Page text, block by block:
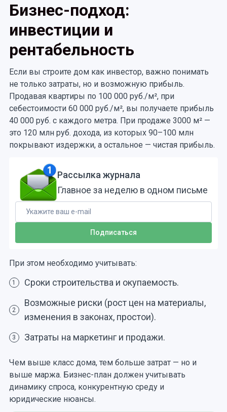
Бизнес-подход:
инвестиции и
рентабельность
Если вы строите дом как инвестор, важно понимать
не только затраты, но и возможную прибыль.
Продавая квартиры по 100 000 руб./м², при
себестоимости 60 000 руб./м², вы получаете прибыль
40 000 руб. с каждого метра. При продаже 3000 м² —
это 120 млн руб. дохода, из которых 90–100 млн
покрывают издержки, а остальное — чистая прибыль.
Рассылка журнала
Главное за неделю в одном письме
При этом необходимо учитывать:
1 Сроки строительства и окупаемость.
2
Возможные риски (рост цен на материалы,
изменения в законах, простои).
3 Затраты на маркетинг и продажи.
Чем выше класс дома, тем больше затрат — но и
выше маржа. Бизнес-план должен учитывать
динамику спроса, конкурентную среду и
юридические нюансы.